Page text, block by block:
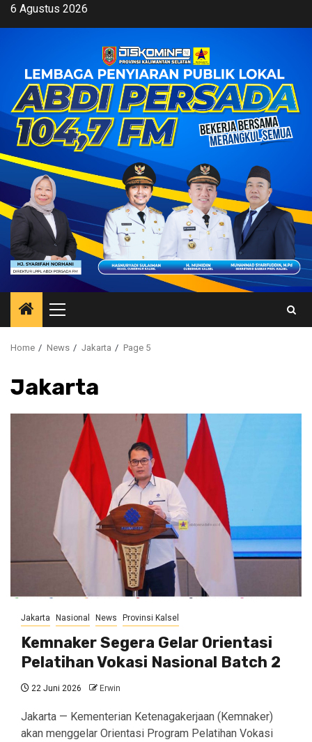
Skip6 Agustus 2026
Primary
Menu
Home News Jakarta Page 5
Jakarta
Jakarta Nasional News Provinsi Kalsel
Kemnaker Segera Gelar Orientasi
Pelatihan Vokasi Nasional Batch 2
22 Juni 2026 Erwin
Jakarta — Kementerian Ketenagakerjaan (Kemnaker)
akan menggelar Orientasi Program Pelatihan Vokasi